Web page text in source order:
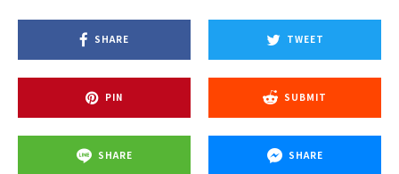
SHARE TWEET
PIN SUBMIT
SHARE SHARE